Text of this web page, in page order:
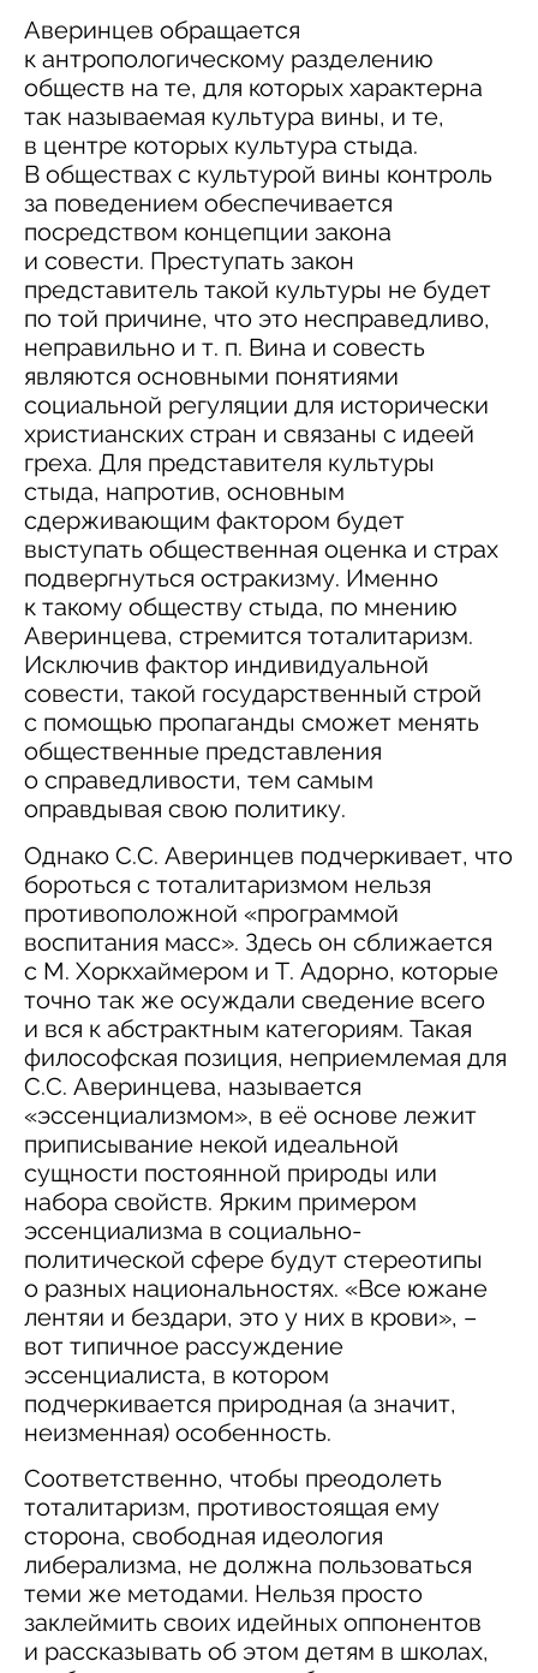
Аверинцев обращается
к антропологическому разделению
обществ на те, для которых характерна
так называемая культура вины, и те,
в центре которых культура стыда.
В обществах с культурой вины контроль
за поведением обеспечивается
посредством концепции закона
и совести. Преступать закон
представитель такой культуры не будет
по той причине, что это несправедливо,
неправильно и т. п. Вина и совесть
являются основными понятиями
социальной регуляции для исторически
христианских стран и связаны с идеей
греха. Для представителя культуры
стыда, напротив, основным
сдерживающим фактором будет
выступать общественная оценка и страх
подвергнуться остракизму. Именно
к такому обществу стыда, по мнению
Аверинцева, стремится тоталитаризм.
Исключив фактор индивидуальной
совести, такой государственный строй
с помощью пропаганды сможет менять
общественные представления
о справедливости, тем самым
оправдывая свою политику.
Однако С.С. Аверинцев подчеркивает, что
бороться с тоталитаризмом нельзя
противоположной «программой
воспитания масс». Здесь он сближается
с М. Хоркхаймером и Т. Адорно, которые
точно так же осуждали сведение всего
и вся к абстрактным категориям. Такая
философская позиция, неприемлемая для
С.С. Аверинцева, называется
«эссенциализмом», в её основе лежит
приписывание некой идеальной
сущности постоянной природы или
набора свойств. Ярким примером
эссенциализма в социально-
политической сфере будут стереотипы
о разных национальностях. «Все южане
лентяи и бездари, это у них в крови», –
вот типичное рассуждение
эссенциалиста, в котором
подчеркивается природная (а значит,
неизменная) особенность.
Соответственно, чтобы преодолеть
тоталитаризм, противостоящая ему
сторона, свободная идеология
либерализма, не должна пользоваться
теми же методами. Нельзя просто
заклеймить своих идейных оппонентов
и рассказывать об этом детям в школах,